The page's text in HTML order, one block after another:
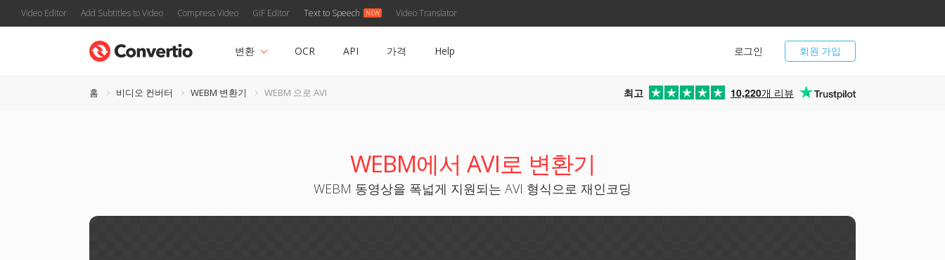
Video Editor Add Subtitles to Video Compress Video GIF Editor Text to Speech Video Translator
회원 가입
로그인
변환 OCR API 가격 Help
홈 비디오 컨버터 WEBM 변환기 WEBM 으로 AVI 최고 10,220개 리뷰
WEBM에서 AVI로 변환기
WEBM 동영상을 폭넓게 지원되는 AVI 형식으로 재인코딩